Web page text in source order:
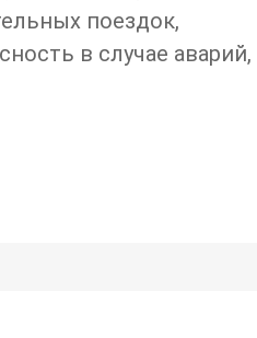
поездок,
в случае аварий,